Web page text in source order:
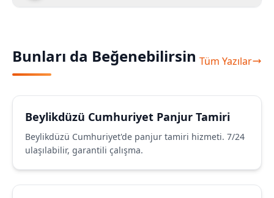
Bunları da Beğenebilirsin Tüm Yazılar
Beylikdüzü Cumhuriyet Panjur Tamiri
Beylikdüzü Cumhuriyet'de panjur tamiri hizmeti. 7/24
ulaşılabilir, garantili çalışma.